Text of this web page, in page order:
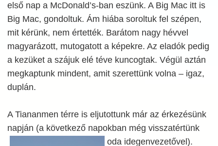
első nap a McDonald’s-ban eszünk. A Big Mac itt is
Big Mac, gondoltuk. Ám hiába soroltuk fel szépen,
mit kérünk, nem értették. Barátom nagy hévvel
magyarázott, mutogatott a képekre. Az eladók pedig
a kezüket a szájuk elé téve kuncogtak. Végül aztán
megkaptunk mindent, amit szerettünk volna – igaz,
duplán.
A Tiananmen térre is eljutottunk már az érkezésünk
napján (a következő napokban még visszatértünk
oda idegenvezetővel).